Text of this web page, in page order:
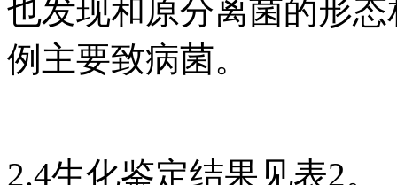
也发现和原分离菌的形
例主要致病菌。
2.4生化鉴定结果见表2。